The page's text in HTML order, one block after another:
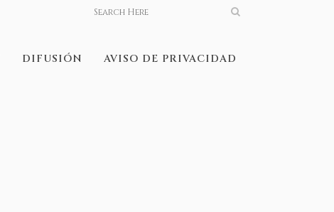
DIFUSIÓN AVISO DE PRIVACIDAD